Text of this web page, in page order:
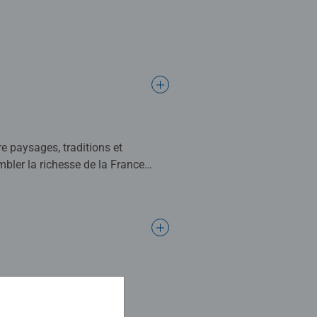
paysages, traditions et
la richesse de la France